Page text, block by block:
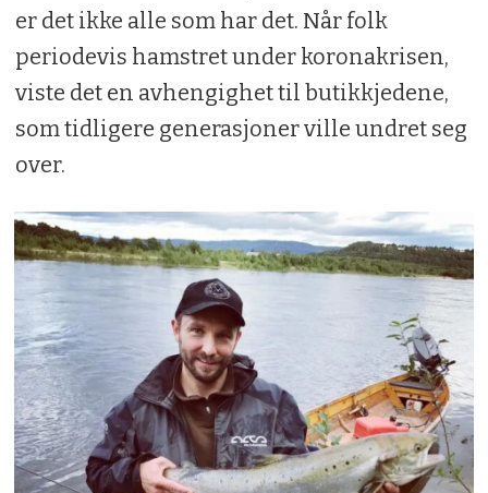
er det ikke alle som har det. Når folk
periodevis hamstret under koronakrisen,
viste det en avhengighet til butikkjedene,
som tidligere generasjoner ville undret seg
over.